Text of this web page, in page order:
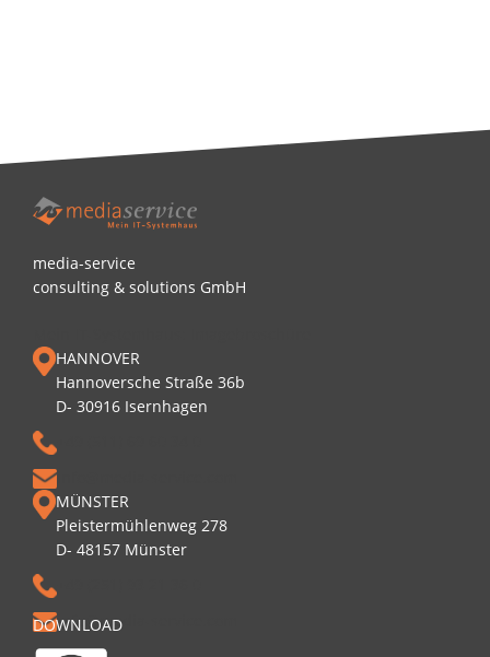
media-service
consulting & solutions GmbH
HANNOVER
Hannoversche Straße 36b
D- 30916 Isernhagen
MÜNSTER
Pleistermühlenweg 278
D- 48157 Münster
info@media-service.com
DOWNLOAD